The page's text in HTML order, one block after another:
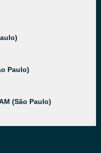
Paulo)
(São Paulo)